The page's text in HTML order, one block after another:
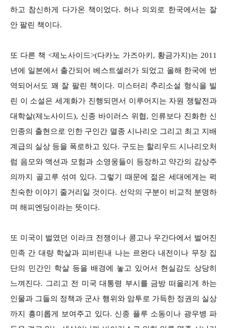
하고 참신하게 다가온 책이었다. 허나 의외로 한국에서는 잘
안 팔린 책이다.
또 다른 책 <제노사이드>(다카노 가즈아키, 황금가지)는 2011
년에 일본에서 출간되어 베스트셀러가 되었고 올해 한국에 번
역되어서도 꽤 잘 팔린 책이다. 미스터리 추리소설 형식을 빌
린 이 소설은 세계화가 진행되면서 이루어지는 자원 쟁탈전과
대학살(제노사이드), 신종 바이러스 위협, 인류보다 진화한 신
인종의 출현으로 인한 구인간 멸종 시나리오 그리고 최고 지배
계급의 실상 등을 폭로하고 있다. 구도는 할리우드 시나리오처
럼 음모와 액션과 모험과 소영웅들이 등장하고 약간의 감상주
의까지 골고루 섞여 있다. 그렇기 때문에 젊은 세대에게는 퍽
친숙한 이야기 줄거리일 것이다. 선악의 구분이 비교적 분명하
며 해피엔딩이라는 뜻이다.
또 미국이 벌였던 이라크 전쟁이나 콩고나 우간다에서 벌어진
민족 간 대량 학살과 피비린내 나는 르완다 내전이나 무장 집
단의 민간인 학살 등을 배경에 놓고 있어서 현실감도 상당히
느껴진다. 그리고 전 미국 대통령 부시를 금방 떠올리게 하는
인물과 그들의 정책과 군사 행위와 암투로 가득한 정권의 실상
까지 흥미롭게 보여주고 있다. 신종 플루 소동이나 광우병 파